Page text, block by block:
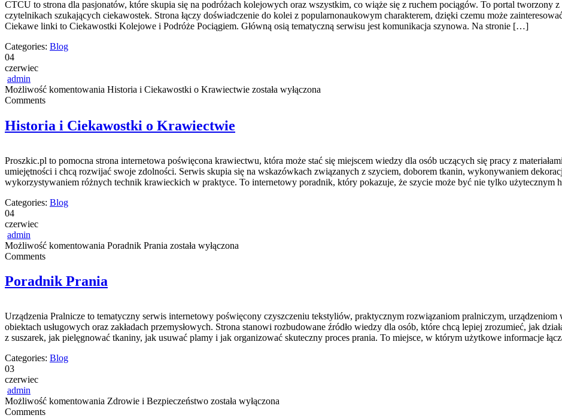
CTCU to strona dla pasjonatów, które skupia się na podróżach kolejowych oraz wszystkim, co wiąże się z ruchem pociągów. To portal tworzony
czytelnikach szukających ciekawostek. Strona łączy doświadczenie do kolei z popularnonaukowym charakterem, dzięki czemu może
Ciekawe linki to Ciekawostki Kolejowe i Podróże Pociągiem. Główną osią tematyczną serwisu jest komunikacja szynowa. Na stronie […]
Categories: Blog
04
czerwiec
admin
Możliwość komentowania Historia i Ciekawostki o Krawiectwie została wyłączona
Comments
Historia i Ciekawostki o Krawiectwie
Proszkic.pl to pomocna strona internetowa poświęcona krawiectwu, która może stać się miejscem wiedzy dla osób uczących się pracy z
umiejętności i chcą rozwijać swoje zdolności. Serwis skupia się na wskazówkach związanych z szyciem, doborem tkanin, wykonywaniem
wykorzystywaniem różnych technik krawieckich w praktyce. To internetowy poradnik, który pokazuje, że szycie może być nie tylko
Categories: Blog
04
czerwiec
admin
Możliwość komentowania Poradnik Prania została wyłączona
Comments
Poradnik Prania
Urządzenia Pralnicze to tematyczny serwis internetowy poświęcony czyszczeniu tekstyliów, praktycznym rozwiązaniom pralniczym,
obiektach usługowych oraz zakładach przemysłowych. Strona stanowi rozbudowane źródło wiedzy dla osób, które chcą lepiej zrozumieć, jak
z suszarek, jak pielęgnować tkaniny, jak usuwać plamy i jak organizować skuteczny proces prania. To miejsce, w którym użytkowe informacje
Categories: Blog
03
czerwiec
admin
Możliwość komentowania Zdrowie i Bezpieczeństwo została wyłączona
Comments